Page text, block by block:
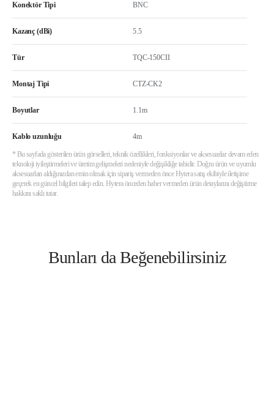
Konektör Tipi BNC
Kazanç (dBi) 5.5
Tür TQC-150CII
Montaj Tipi CTZ-CK2
Boyutlar 1.1m
Kablo uzunluğu 4m
* Bu sayfada gösterilen ürün görselleri, teknik özellikleri, fonksiyonlar ve aksesuarlar devam eden
teknoloji iyileştirmeleri ve üretim gelişmeleri nedeniyle değişikliğe tabidir. Doğru ürün ve uyumlu
aksesuarları aldığınızdan emin olmak için sipariş vermeden önce Hytera satış ekibiyle iletişime
geçerek en güncel bilgileri talep edin. Hytera önceden haber vermeden ürün detaylarını değiştirme
hakkını saklı tutar.
Bunları da Beğenebilirsiniz